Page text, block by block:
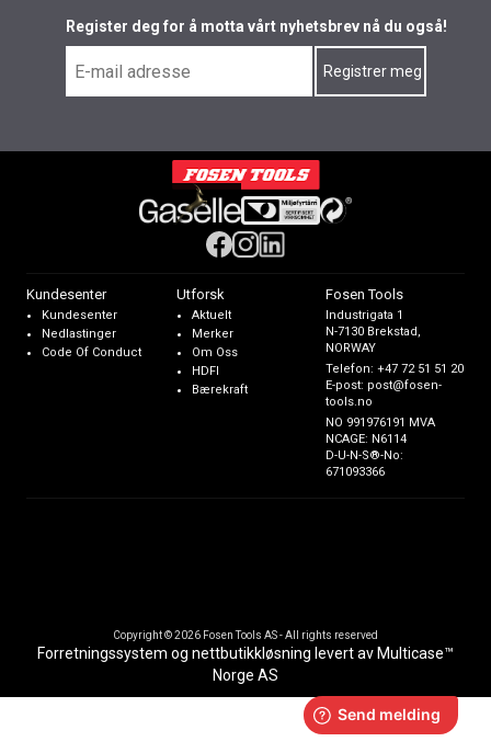
Register deg for å motta vårt nyhetsbrev nå du også!
Kundesenter
Kundesenter
Nedlastinger
Code Of Conduct
Utforsk
Aktuelt
Merker
Om Oss
HDFI
Bærekraft
Fosen Tools
Industrigata 1
N-7130 Brekstad,
NORWAY
Telefon:+47 72 51 51 20
E-post: post@fosen-
tools.no
NO 991976191 MVA
NCAGE: N6114
D-U-N-S®-No:
671093366
Copyright © 2026 Fosen Tools AS - All rights reserved
Forretningssystem og nettbutikkløsning levert av Multicase™
Norge AS